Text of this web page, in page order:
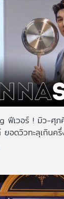
ฟีเวอร์ ! มิว-ศุภ
ยอดวิวทะลุเกินค